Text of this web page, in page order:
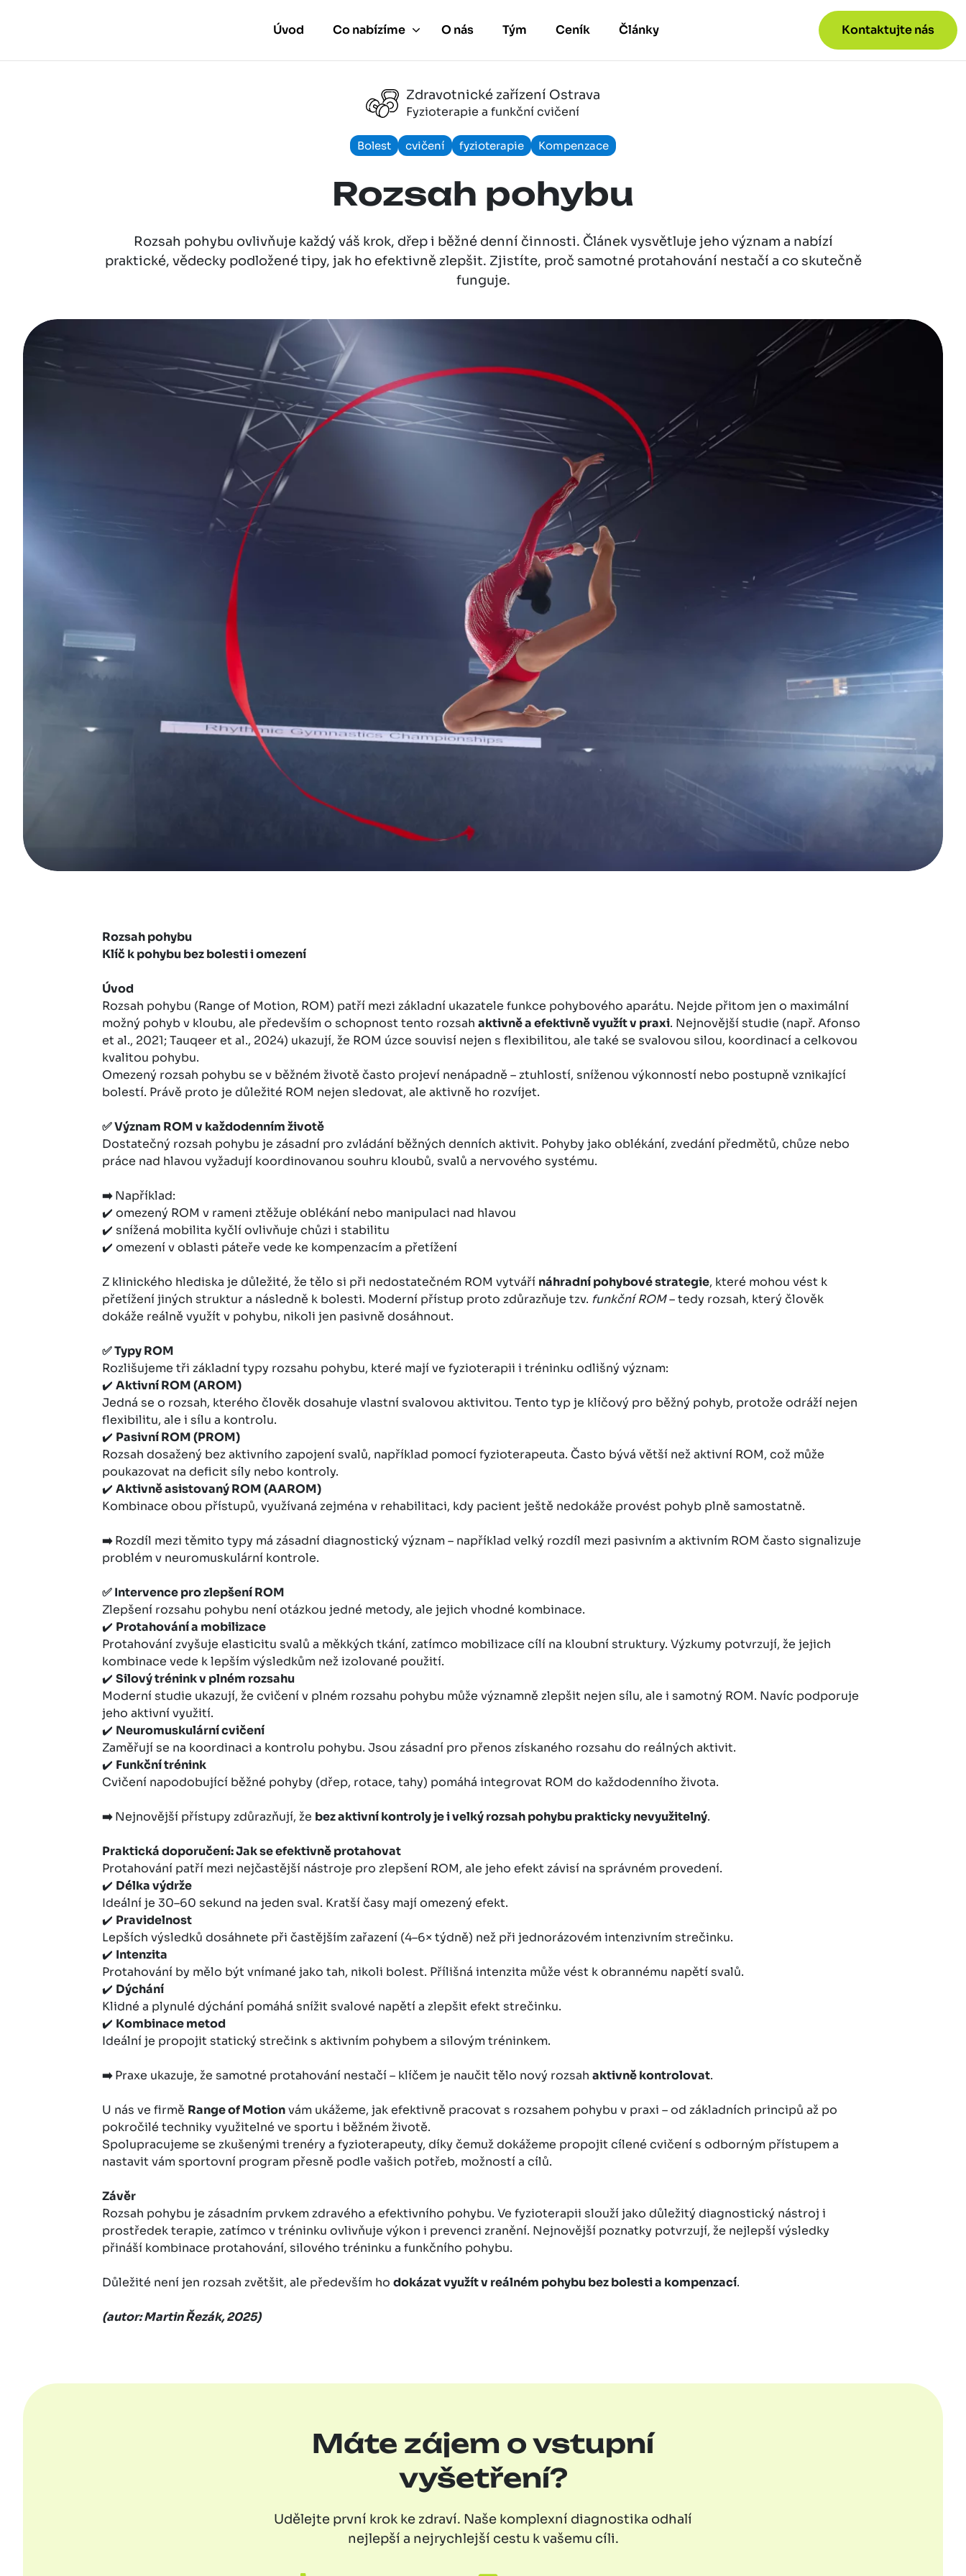
Úvod Co nabízíme O nás Tým Ceník Články Kontaktujte nás
Zdravotnické zařízení Ostrava
Fyzioterapie a funkční cvičení
Bolest cvičení fyzioterapie Kompenzace
Rozsah pohybu
Rozsah pohybu ovlivňuje každý váš krok, dřep i běžné denní činnosti. Článek vysvětluje jeho význam a nabízí
praktické, vědecky podložené tipy, jak ho efektivně zlepšit. Zjistíte, proč samotné protahování nestačí a co skutečně
funguje.
Rozsah pohybu
Klíč k pohybu bez bolesti i omezení
Úvod
Rozsah pohybu (Range of Motion, ROM) patří mezi základní ukazatele funkce pohybového aparátu. Nejde přitom jen o maximální
možný pohyb v kloubu, ale především o schopnost tento rozsah aktivně a efektivně využít v praxi. Nejnovější studie (např. Afonso
et al., 2021; Tauqeer et al., 2024) ukazují, že ROM úzce souvisí nejen s flexibilitou, ale také se svalovou silou, koordinací a celkovou
kvalitou pohybu.
Omezený rozsah pohybu se v běžném životě často projeví nenápadně – ztuhlostí, sníženou výkonností nebo postupně vznikající
bolestí. Právě proto je důležité ROM nejen sledovat, ale aktivně ho rozvíjet.
✅Význam ROM v každodenním životě
Dostatečný rozsah pohybu je zásadní pro zvládání běžných denních aktivit. Pohyby jako oblékání, zvedání předmětů, chůze nebo
práce nad hlavou vyžadují koordinovanou souhru kloubů, svalů a nervového systému.
➡️Například:
✔️ omezený ROM v rameni ztěžuje oblékání nebo manipulaci nad hlavou
✔️ snížená mobilita kyčlí ovlivňuje chůzi i stabilitu
✔️ omezení v oblasti páteře vede ke kompenzacím a přetížení
Z klinického hlediska je důležité, že tělo si při nedostatečném ROM vytváří náhradní pohybové strategie, které mohou vést k
přetížení jiných struktur a následně k bolesti. Moderní přístup proto zdůrazňuje tzv. funkční ROM– tedy rozsah, který člověk
dokáže reálně využít v pohybu, nikoli jen pasivně dosáhnout.
✅Typy ROM
Rozlišujeme tři základní typy rozsahu pohybu, které mají ve fyzioterapii i tréninku odlišný význam:
✔️ Aktivní ROM (AROM)
Jedná se o rozsah, kterého člověk dosahuje vlastní svalovou aktivitou. Tento typ je klíčový pro běžný pohyb, protože odráží nejen
flexibilitu, ale i sílu a kontrolu.
✔️ Pasivní ROM (PROM)
Rozsah dosažený bez aktivního zapojení svalů, například pomocí fyzioterapeuta. Často bývá větší než aktivní ROM, což může
poukazovat na deficit síly nebo kontroly.
✔️ Aktivně asistovaný ROM (AAROM)
Kombinace obou přístupů, využívaná zejména v rehabilitaci, kdy pacient ještě nedokáže provést pohyb plně samostatně.
➡️Rozdíl mezi těmito typy má zásadní diagnostický význam – například velký rozdíl mezi pasivním a aktivním ROM často signalizuje
problém v neuromuskulární kontrole.
✅Intervence pro zlepšení ROM
Zlepšení rozsahu pohybu není otázkou jedné metody, ale jejich vhodné kombinace.
✔️ Protahování a mobilizace
Protahování zvyšuje elasticitu svalů a měkkých tkání, zatímco mobilizace cílí na kloubní struktury. Výzkumy potvrzují, že jejich
kombinace vede k lepším výsledkům než izolované použití.
✔️ Silový trénink v plném rozsahu
Moderní studie ukazují, že cvičení v plném rozsahu pohybu může významně zlepšit nejen sílu, ale i samotný ROM. Navíc podporuje
jeho aktivní využití.
✔️ Neuromuskulární cvičení
Zaměřují se na koordinaci a kontrolu pohybu. Jsou zásadní pro přenos získaného rozsahu do reálných aktivit.
✔️ Funkční trénink
Cvičení napodobující běžné pohyby (dřep, rotace, tahy) pomáhá integrovat ROM do každodenního života.
➡️Nejnovější přístupy zdůrazňují, že bez aktivní kontroly je i velký rozsah pohybu prakticky nevyužitelný.
Praktická doporučení: Jak se efektivně protahovat
Protahování patří mezi nejčastější nástroje pro zlepšení ROM, ale jeho efekt závisí na správném provedení.
✔️ Délka výdrže
Ideální je 30–60 sekund na jeden sval. Kratší časy mají omezený efekt.
✔️ Pravidelnost
Lepších výsledků dosáhnete při častějším zařazení (4–6× týdně) než při jednorázovém intenzivním strečinku.
✔️ Intenzita
Protahování by mělo být vnímané jako tah, nikoli bolest. Přílišná intenzita může vést k obrannému napětí svalů.
✔️ Dýchání
Klidné a plynulé dýchání pomáhá snížit svalové napětí a zlepšit efekt strečinku.
✔️ Kombinace metod
Ideální je propojit statický strečink s aktivním pohybem a silovým tréninkem.
➡️Praxe ukazuje, že samotné protahování nestačí – klíčem je naučit tělo nový rozsah aktivně kontrolovat.
U nás ve firmě Range of Motionvám ukážeme, jak efektivně pracovat s rozsahem pohybu v praxi – od základních principů až po
pokročilé techniky využitelné ve sportu i běžném životě.
Spolupracujeme se zkušenými trenéry a fyzioterapeuty, díky čemuž dokážeme propojit cílené cvičení s odborným přístupem a
nastavit vám sportovní program přesně podle vašich potřeb, možností a cílů.
Závěr
Rozsah pohybu je zásadním prvkem zdravého a efektivního pohybu. Ve fyzioterapii slouží jako důležitý diagnostický nástroj i
prostředek terapie, zatímco v tréninku ovlivňuje výkon i prevenci zranění. Nejnovější poznatky potvrzují, že nejlepší výsledky
přináší kombinace protahování, silového tréninku a funkčního pohybu.
Důležité není jen rozsah zvětšit, ale především ho dokázat využít v reálném pohybu bez bolesti a kompenzací.
(autor: Martin Řezák, 2025)
Máte zájem o vstupní
vyšetření?
Udělejte první krok ke zdraví. Naše komplexní diagnostika odhalí
nejlepší a nejrychlejší cestu k vašemu cíli.